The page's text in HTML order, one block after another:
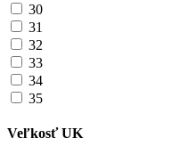
30
31
32
33
34
35
Veľkosť UK